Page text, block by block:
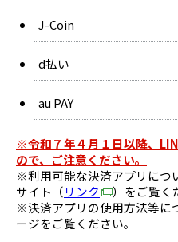
J-Coin
d払い
au PAY
※令和７年４月１日以降、
ので、ご注意ください。
※利用可能な決済アプリにつ
サイト（リンク
）をご覧く
※決済アプリの使用方法等に
ージをご覧ください。